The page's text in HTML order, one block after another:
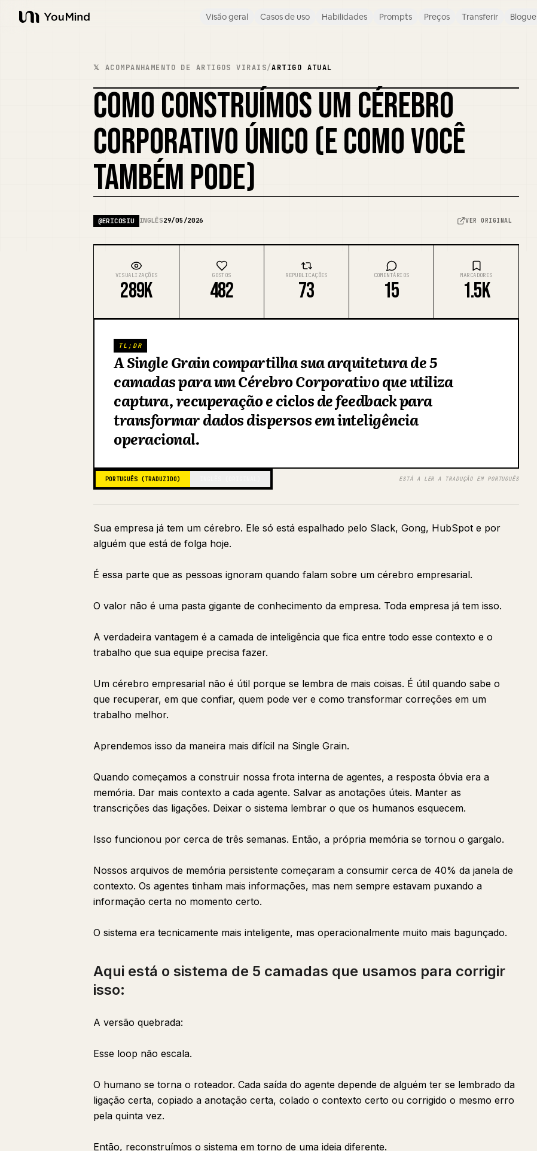
YouMind
Visão geral Casos de uso Habilidades Prompts Preços Transferir Blogue
𝕏 ACOMPANHAMENTO DE ARTIGOS VIRAIS/ARTIGO ATUAL
REMISTURAR CAPA
COMO CONSTRUÍMOS UM CÉREBRO
CORPORATIVO ÚNICO (E COMO VOCÊ
TAMBÉM PODE)
@ERICOSIU INGLÊS29/05/2026 VER ORIGINAL
VISUALIZAÇÕES
289K
GOSTOS
482
REPUBLICAÇÕES
73
COMENTÁRIOS
15
MARCADORES
1.5K
TL;DR
A Single Grain compartilha sua arquitetura de 5
camadas para um Cérebro Corporativo que utiliza
captura, recuperação e ciclos de feedback para
transformar dados dispersos em inteligência
operacional.
PORTUGUÊS (TRADUZIDO) ESTÁ A LER A TRADUÇÃO EM PORTUGUÊS
Sua empresa já tem um cérebro. Ele só está espalhado pelo Slack, Gong, HubSpot e por
alguém que está de folga hoje.
É essa parte que as pessoas ignoram quando falam sobre um cérebro empresarial.
O valor não é uma pasta gigante de conhecimento da empresa. Toda empresa já tem isso.
A verdadeira vantagem é a camada de inteligência que fica entre todo esse contexto e o
trabalho que sua equipe precisa fazer.
Um cérebro empresarial não é útil porque se lembra de mais coisas. É útil quando sabe o
que recuperar, em que confiar, quem pode ver e como transformar correções em um
trabalho melhor.
Aprendemos isso da maneira mais difícil na Single Grain.
Quando começamos a construir nossa frota interna de agentes, a resposta óbvia era a
memória. Dar mais contexto a cada agente. Salvar as anotações úteis. Manter as
transcrições das ligações. Deixar o sistema lembrar o que os humanos esquecem.
Isso funcionou por cerca de três semanas. Então, a própria memória se tornou o gargalo.
Nossos arquivos de memória persistente começaram a consumir cerca de 40% da janela de
contexto. Os agentes tinham mais informações, mas nem sempre estavam puxando a
informação certa no momento certo.
O sistema era tecnicamente mais inteligente, mas operacionalmente muito mais bagunçado.
Aqui está o sistema de 5 camadas que usamos para corrigir
isso:
A versão quebrada:
Esse loop não escala.
O humano se torna o roteador. Cada saída do agente depende de alguém ter se lembrado da
ligação certa, copiado a anotação certa, colado o contexto certo ou corrigido o mesmo erro
pela quinta vez.
Então, reconstruímos o sistema em torno de uma ideia diferente.